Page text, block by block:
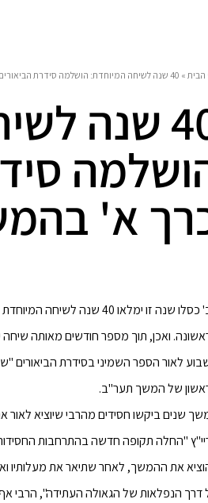
הבית » 40 שנה לשיחה המיוחדת: הושלמה סידרת הביאורים על כרך א' בהמשך תער"ב
40 שנה
א'
בכ' כסלו שנה זו ימלאו
ואכן, תוך מספר חודשים מאותה
לאור הספר השמיני בסידרת הביאורים
של המשך תער"ב.
שנים ביקשו חסידים מהרבי שיוציא
"החלה תקופה חדשה בהתרחבות
את ההמשך, לאחר שתיאר את מעלותיו
דרך הנפלאות של הגאולה העתידה", הרבי